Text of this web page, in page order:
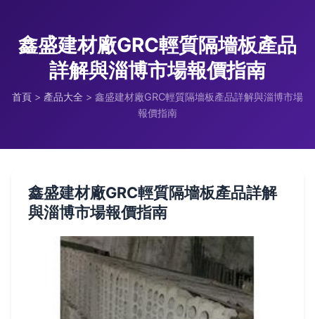
鑫盛建材廠GRC輕質隔墻板產品
詳解與淄博市場報價指南
首頁 > 產品大全 > 鑫盛建材廠GRC輕質隔墻板產品詳解與淄博市場
報價指南
鑫盛建材廠GRC輕質隔墻板產品詳解
與淄博市場報價指南